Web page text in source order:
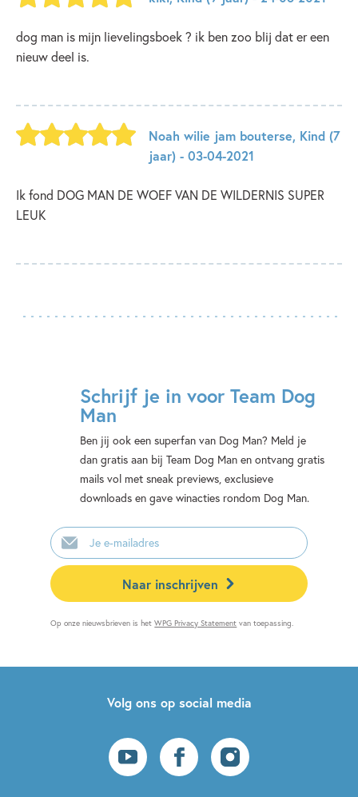
dog man is mijn lievelingsboek ? ik ben zoo blij dat er een
nieuw deel is.
Noah wilie jam bouterse, Kind (7
jaar) - 03-04-2021
Ik fond DOG MAN DE WOEF VAN DE WILDERNIS SUPER
LEUK
Schrijf je in voor Team Dog
Man
Ben jij ook een superfan van Dog Man? Meld je
dan gratis aan bij Team Dog Man en ontvang gratis
mails vol met sneak previews, exclusieve
downloads en gave winacties rondom Dog Man.
E-
mailadres
Naar inschrijven
Op onze nieuwsbrieven is hetWPG Privacy Statement van toepassing.
Volg ons op social media